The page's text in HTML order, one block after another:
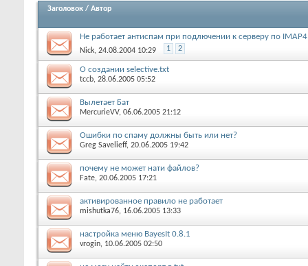
Заголовок / Автор
Не работает антиспам при подлючении к серверу по IMAP4
Nick, 24.08.2004 10:29 1 2
О создании selective.txt
tccb, 28.06.2005 05:52
Вылетает Бат
MercurieVV, 06.06.2005 21:12
Ошибки по спаму должны быть или нет?
Greg Savelieff, 20.06.2005 19:42
почему не может нати файлов?
Fate, 20.06.2005 17:21
активированное правило не работает
mishutka76, 16.06.2005 13:33
настройка меню BayesIt 0.8.1
vrogin, 10.06.2005 02:50